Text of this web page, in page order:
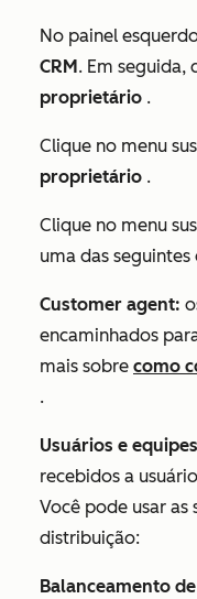
No painel
CRM. Em seguida,
proprietário .
Clique no menu
proprietário .
Clique no menu
uma das seguintes
Customer agent:
encaminhados
mais sobre como
.
Usuários e
recebidos a
Você pode usar as
distribuição:
Balanceamento